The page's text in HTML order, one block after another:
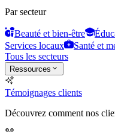
Par secteur
Beauté et bien-être
Services locaux
Santé et
Tous les secteurs
Ressources
Témoignages clients
Découvrez comment nos